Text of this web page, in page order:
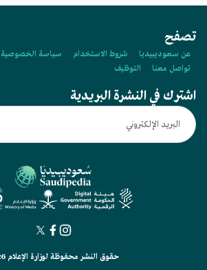
تصفح
عن سعوديبيديا شروط الاستخدام سياسة الخصوصية
تواصل معنا
التوظيف
اشترك في النشرة البريدية
حقوق النشر محفوظة لوزارة الإعلام 2026